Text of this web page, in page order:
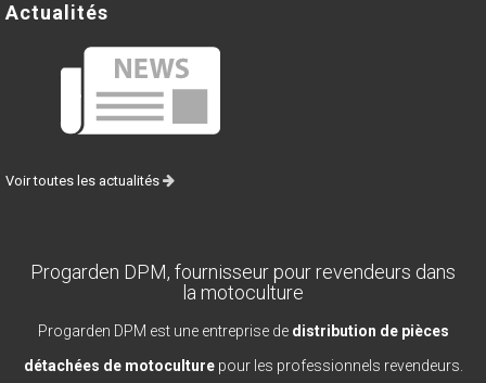
Actualités
Voir toutes les actualités
Progarden DPM, fournisseur pour revendeurs dans
la motoculture
Progarden DPM est une entreprise de distribution de pièces
détachées de motoculturepour les professionnels revendeurs.